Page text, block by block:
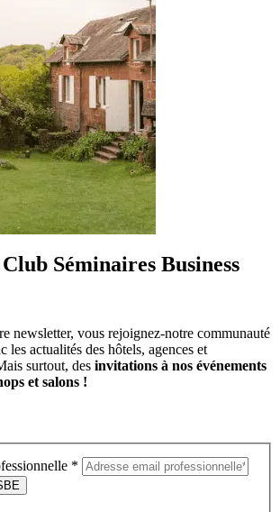
Séminaires Business
newsletter, vous rejoignez-notre communauté
les actualités des hôtels, agences et
surtout, des invitations à nos événements
et salons !
*